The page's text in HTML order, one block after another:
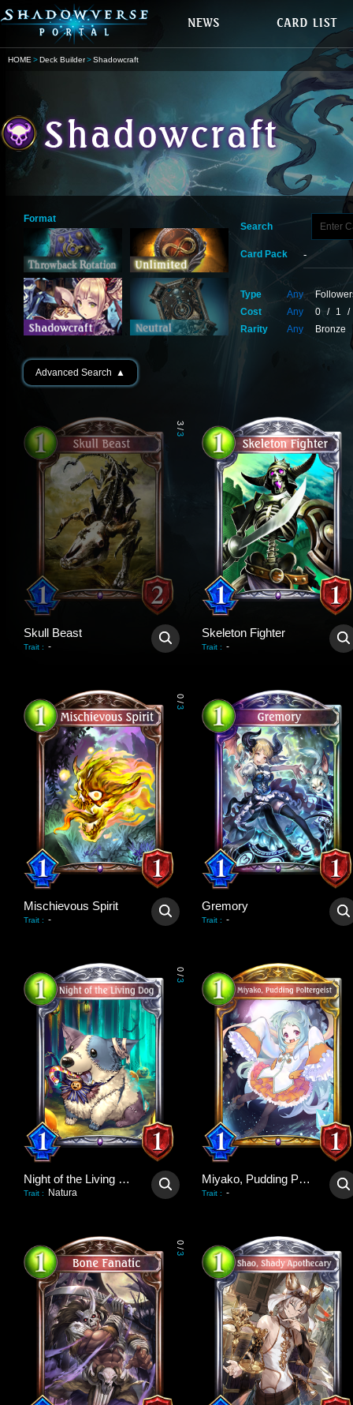
HOME Deck Builder Shadowcraft
Format
Search
Card Pack
Type Any
Cost
Any 0 / 1
/
Rarity
Any Bronze
Advanced Search ▲
3
/
3
Skull Beast
Trait : -
Skeleton Fighter
Trait : -
0
/
3
Mischievous Spirit
Trait : -
Gremory
Trait : -
0
/
3
Night of the Living Dog
Trait : Natura
Miyako, Pudding Poltergeist
Trait : -
0
/
3